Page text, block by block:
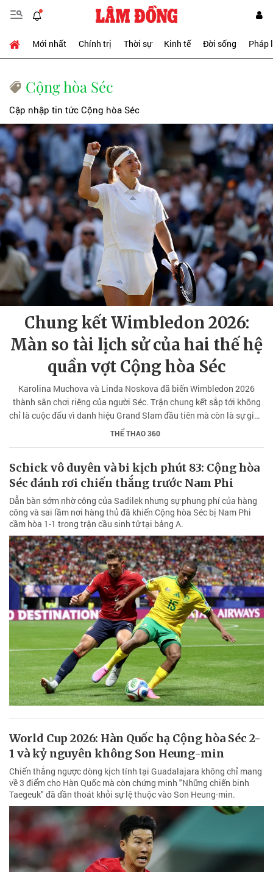
Mới nhất Chính trị Thời sự Kinh tế Đời sống Pháp
Cộng hòa Séc
Cập nhập tin tức Cộng hòa Séc
Chung kết Wimbledon 2026:
Màn so tài lịch sử của hai thế hệ
quần vợt Cộng hòa Séc
Karolina Muchova và Linda Noskova đã biến Wimbledon 2026
thành sân chơi riêng của người Séc. Trận chung kết sắp tới không
chỉ là cuộc đấu vì danh hiệu Grand Slam đầu tiên mà còn là sự giao
thoa giữa nghệ thuật và sức mạnh.
THỂ THAO 360
Schick vô duyên và bi kịch phút 83: Cộng hòa
Séc đánh rơi chiến thắng trước Nam Phi
Dẫn bàn sớm nhờ công của Sadilek nhưng sự phung phí của hàng
công và sai lầm nơi hàng thủ đã khiến Cộng hòa Séc bị Nam Phi
cầm hòa 1-1 trong trận cầu sinh tử tại bảng A.
World Cup 2026: Hàn Quốc hạ Cộng hòa Séc 2-
1 và kỷ nguyên không Son Heung-min
Chiến thắng ngược dòng kịch tính tại Guadalajara không chỉ mang
về 3 điểm cho Hàn Quốc mà còn chứng minh "Những chiến binh
Taegeuk" đã dần thoát khỏi sự lệ thuộc vào Son Heung-min.